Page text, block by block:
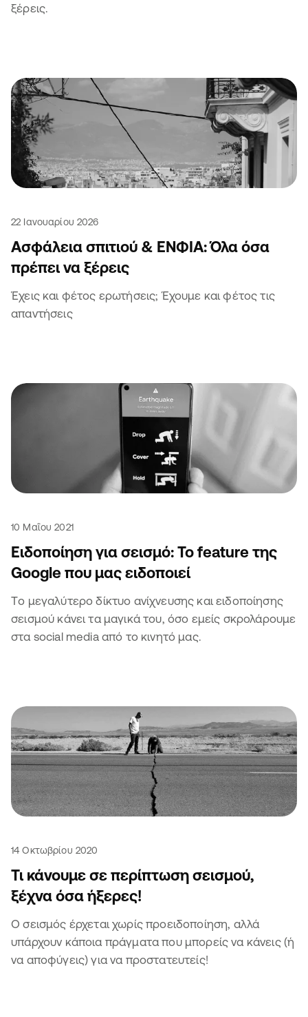
ξέρεις.
22 Ιανουαρίου 2026
Ασφάλεια σπιτιού & ΕΝΦΙΑ: Όλα όσα
πρέπει να ξέρεις
Έχεις και φέτος ερωτήσεις; Έχουμε και φέτος τις
απαντήσεις
10 Μαΐου 2021
Ειδοποίηση για σεισμό: Το feature της
Google που μας ειδοποιεί
Tο μεγαλύτερο δίκτυο ανίχνευσης και ειδοποίησης
σεισμού κάνει τα μαγικά του, όσο εμείς σκρολάρουμε
στα social media από το κινητό μας.
14 Οκτωβρίου 2020
Τι κάνουμε σε περίπτωση σεισμού,
ξέχνα όσα ήξερες!
Ο σεισμός έρχεται χωρίς προειδοποίηση, αλλά
υπάρχουν κάποια πράγματα που μπορείς να κάνεις (ή
να αποφύγεις) για να προστατευτείς!